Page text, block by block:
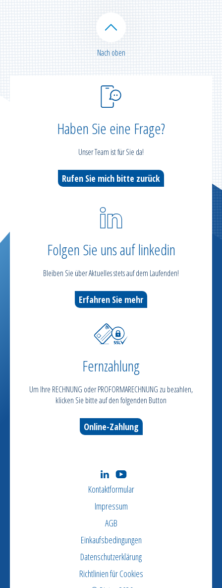
Haben Sie eine Frage?
Unser Team ist für Sie da!
Rufen Sie mich bitte zurück
Folgen Sie uns auf linkedin
Bleiben Sie über Aktuelles stets auf dem Laufenden!
Erfahren Sie mehr
Fernzahlung
Um Ihre RECHNUNG oder PROFORMARECHNUNG zu bezahlen,
klicken Sie bitte auf den folgenden Button
Online-Zahlung
Kontaktformular
Impressum
AGB
Einkaufsbedingungen
Datenschutzerklärung
Richtlinien für Cookies
Nach oben